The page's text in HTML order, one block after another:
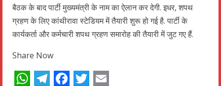
बैठक के बाद पार्टी मुख्यमंत्री के नाम का ऐलान कर देगी. इधर, शपथ
ग्रहण के लिए कांथीरावा स्टेडियम में तैयारी शुरू हो गई है. पार्टी के
कार्यकर्ता और कर्मचारी शपथ ग्रहण समारोह की तैयारी में जुट गए हैं.
Share Now